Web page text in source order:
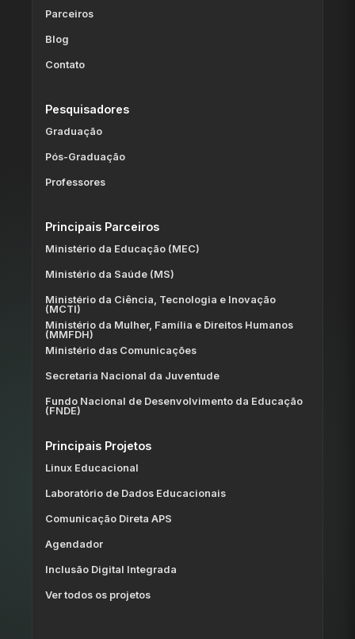
Parceiros
Blog
Contato
Pesquisadores
Graduação
Pós-Graduação
Professores
Principais Parceiros
Ministério da Educação (MEC)
Ministério da Saúde (MS)
Ministério da Ciência, Tecnologia e Inovação
(MCTI)
Ministério da Mulher, Família e Direitos Humanos
(MMFDH)
Ministério das Comunicações
Secretaria Nacional da Juventude
Fundo Nacional de Desenvolvimento da Educação
(FNDE)
Principais Projetos
Linux Educacional
Laboratório de Dados Educacionais
Comunicação Direta APS
Agendador
Inclusão Digital Integrada
Ver todos os projetos